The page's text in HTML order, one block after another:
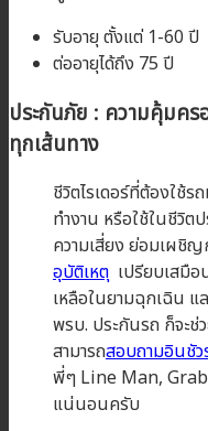
รับอายุ ตั้งแต่ 1-60 ปี
ต่ออายุได้ถึง 75 ปี
ประกันภัย : ความคุ้มคร
ทุกเส้นทาง
ชีวิตไรเดอร์ที่ต้องใช้ร
ทำงาน หรือใช้ในชีวิต
ความเสี่ยง ย่อมเผชิ
อุบัติเหตุ เปรียบเสมื
เหลือในยามฉุกเฉิน แ
พรบ. ประกันรถ ก็จะช่
สามารถสอบถามอินชัว
พี่ๆ Line Man, Grab
แน่นอนครับ